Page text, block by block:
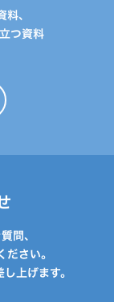
、
つ資料
問、
さい。
上げます。